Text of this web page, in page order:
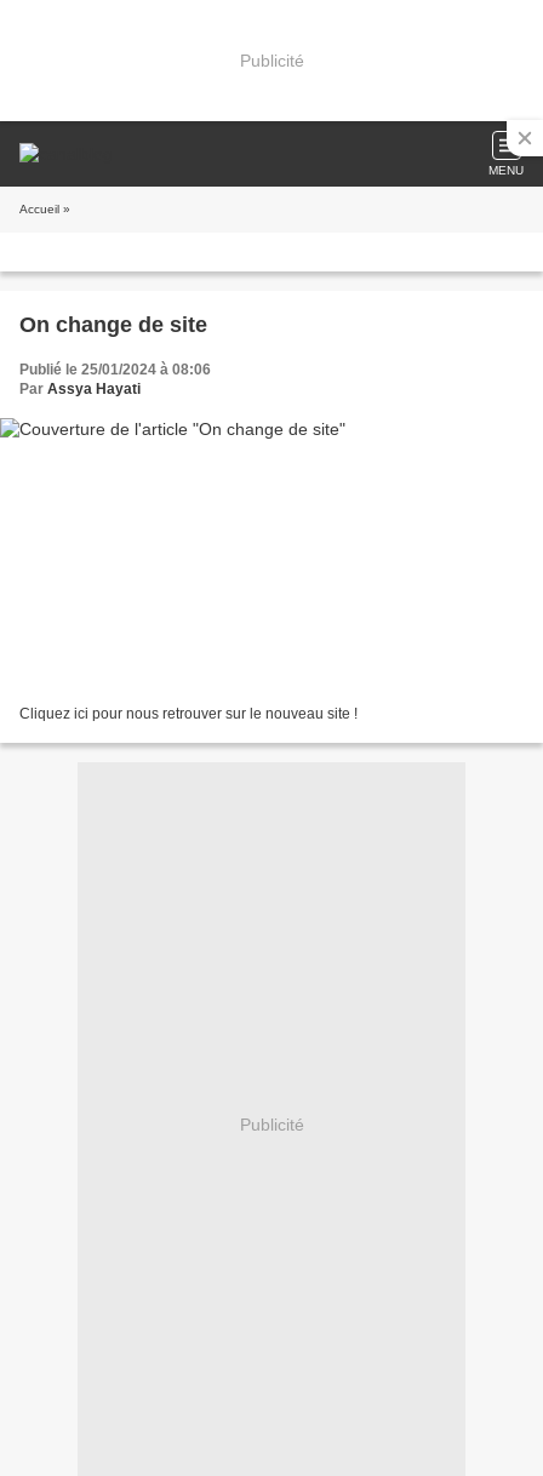
Publicité
MENU
Accueil »
On change de site
Publié le 25/01/2024 à 08:06
Par Assya Hayati
Cliquez ici pour nous retrouver sur le nouveau site !
Publicité